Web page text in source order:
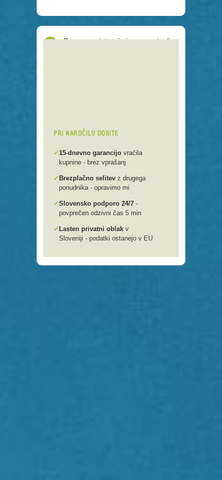
Proces registracije je poenostavljen
PRI NAROČILU DOBITE
✓15-dnevno garancijo vračila
kupnine - brez vprašanj
✓ Brezplačno selitev z drugega
ponudnika - opravimo mi
✓Slovensko podporo 24/7 -
povprečen odzivni čas 5 min
✓ Lasten privatni oblak v
Sloveniji - podatki ostanejo v EU